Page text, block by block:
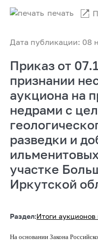
Дата публикации: 08
печать
Приказ от
признании
аукциона на
недрами с
разведки и
участке
Иркутской
Раздел:Итоги
На основании Закона